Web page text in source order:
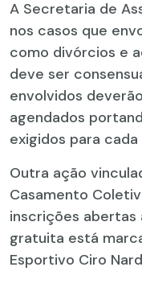
A Secretaria de
nos casos que
como divórcios e
deve ser
envolvidos
agendados
exigidos para
Outra ação
Casamento
inscrições abertas
gratuita está
Esportivo Ciro